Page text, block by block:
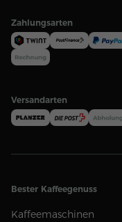
Zahlungsarten
Versandarten
Bester Kaffeegenuss
Kaffeemaschinen